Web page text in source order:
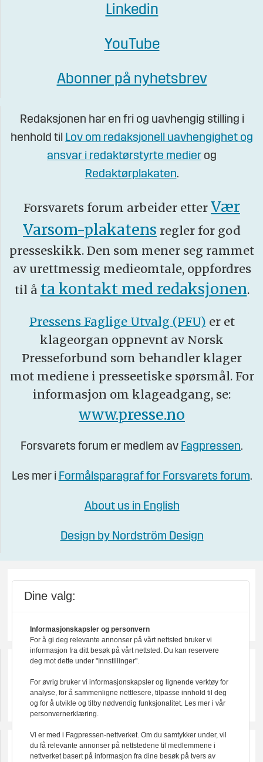
Linkedin
YouTube
Abonner på nyhetsbrev
Redaksjonen har en fri og uavhengig stilling i
henhold til Lov om redaksjonell uavhengighet og
ansvar i redaktørstyrte medier og
Redaktørplakaten.
Forsvarets forum arbeider etter Vær
Varsom-plakatens regler for god
presseskikk. Den som mener seg rammet
av urettmessig medieomtale, oppfordres
til å ta kontakt med redaksjonen.
Pressens Faglige Utvalg (PFU) er et
klageorgan oppnevnt av Norsk
Presseforbund som behandler klager
mot mediene i presseetiske spørsmål. For
informasjon om klageadgang, se:
www.presse.no
Forsvarets forum er medlem av Fagpressen.
Les mer i Formålsparagraf for Forsvarets forum.
About us in English
Design by Nordström Design
Dine valg:
Informasjonskapsler og personvern
For å gi deg relevante annonser på vårt nettsted bruker vi
informasjon fra ditt besøk på vårt nettsted. Du kan reservere
deg mot dette under "Innstillinger".
For øvrig bruker vi informasjonskapsler og lignende verktøy for
analyse, for å sammenligne nettlesere, tilpasse innhold til deg
og for å utvikle og tilby nødvendig funksjonalitet. Les mer i vår
personvernerklæring.
Vi er med i Fagpressen-nettverket. Om du samtykker under, vil
du få relevante annonser på nettstedene til medlemmene i
nettverket basert på informasjon fra dine besøk på tvers av